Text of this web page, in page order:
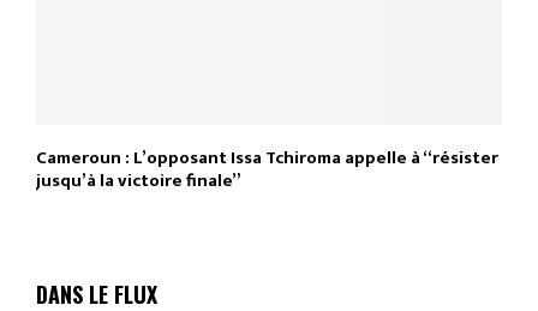
Cameroun : L’opposant Issa Tchiroma appelle à “résister
jusqu’à la victoire finale”
DANS LE FLUX